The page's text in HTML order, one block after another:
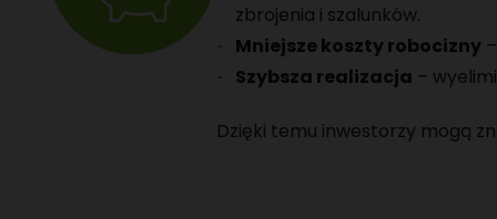
zbrojenia i szalunków.
Mniejsze koszty robocizny
Szybsza realizacja –
Dzięki temu inwestorzy mogą